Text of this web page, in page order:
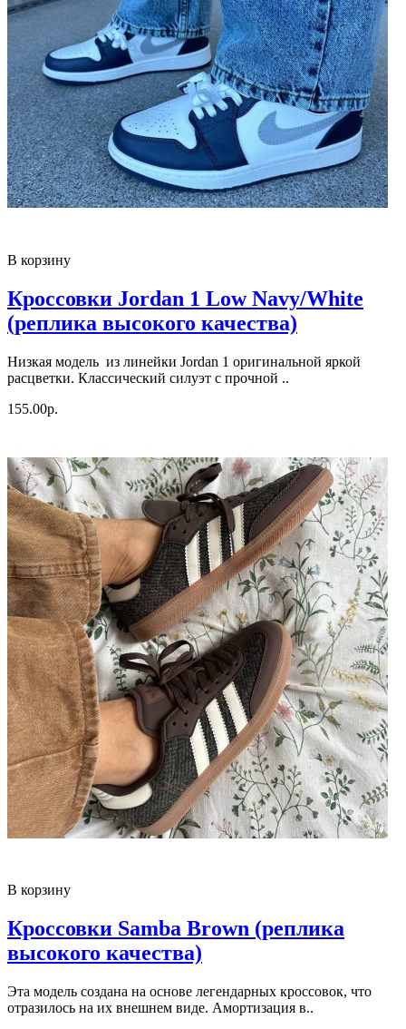
В корзину
Кроссовки Jordan 1 Low Navy/White
(реплика высокого качества)
Низкая модель из линейки Jordan 1 оригинальной яркой
расцветки. Классический силуэт с прочной ..
155.00р.
В корзину
Кроссовки Samba Brown (реплика
высокого качества)
Эта модель создана на основе легендарных кроссовок, что
отразилось на их внешнем виде. Амортизация в..